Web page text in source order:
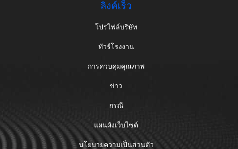
ลิงค์เร็ว
โปรไฟล์บริษัท
ทัวร์โรงงาน
การควบคุมคุณภาพ
ข่าว
กรณี
แผนผังเว็บไซต์
นโยบายความเป็นส่วนตัว